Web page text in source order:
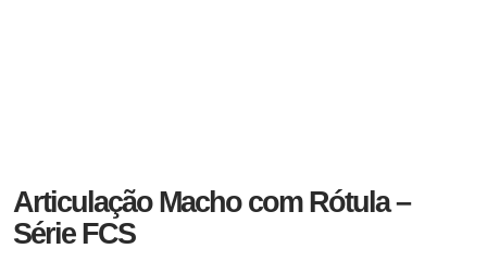
Articulação Macho com Rótula –
Série FCS